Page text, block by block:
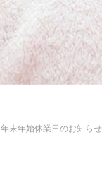
年末年始休業日のお知らせ